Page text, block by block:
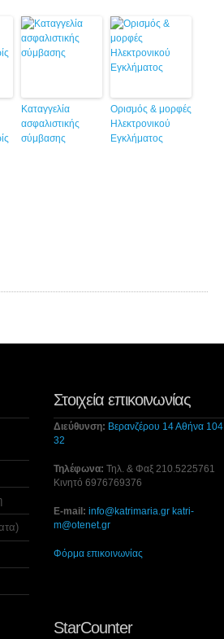
Καταγγελία
ασφαλιστικής
σύμβασης
Ορισμός & μορφές
Ηλεκτρονικού
Εγκλήματος
Στοιχεία επικοινωνίας
Διεύθυνση: Βερανζέρου 14 Αθήνα 104
32
Τηλέφωνα: Τηλ. & Φαξ 210.5225761
Κινητό 6976769376
E-mail: info@katrimaria.gr katri-
m@otenet.gr
Φόρμα επικοινωνίας
StarCounter